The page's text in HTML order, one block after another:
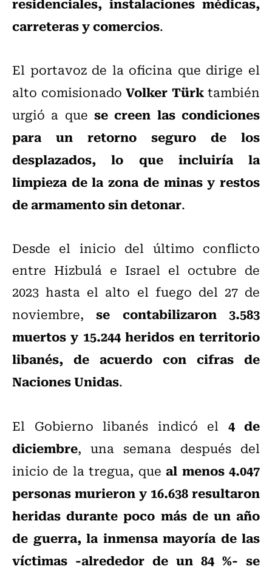
carreteras y comercios.
El portavoz de la oficina que dirige el
alto comisionado Volker Türktambién
urgió a que se creen las condiciones
para un retorno seguro de los
desplazados, lo que incluiría la
limpieza de la zona de minas y restos
de armamento sin detonar.
Desde el inicio del último conflicto
entre Hizbulá e Israel el octubre de
2023 hasta el alto el fuego del 27 de
noviembre,se contabilizaron 3.583
muertos y 15.244 heridos en territorio
libanés, de acuerdo con cifras de
Naciones Unidas.
El Gobierno libanés indicó el 4 de
diciembre, una semana después del
inicio de la tregua, queal menos 4.047
personas murieron y 16.638 resultaron
heridas durante poco más de un año
de guerra, la inmensa mayoría de las
víctimas -alrededor de un 84 %- se